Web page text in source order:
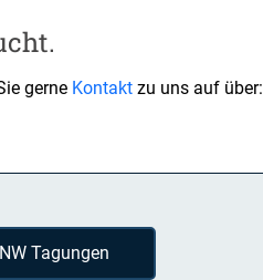
gerne Kontakt zu uns auf über:
Tagungen